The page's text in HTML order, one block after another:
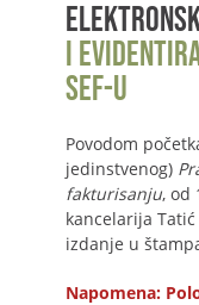
i
SEF-u
Povodom
jedinstvenog)
fakturisanju, od
kancelarija
izdanje u
Napomena: